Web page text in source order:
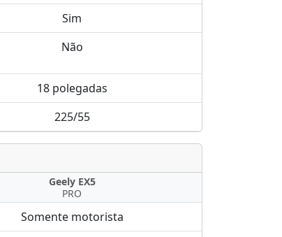
Sim
Não
18 polegadas
225/55
Geely EX5
PRO
Somente motorista